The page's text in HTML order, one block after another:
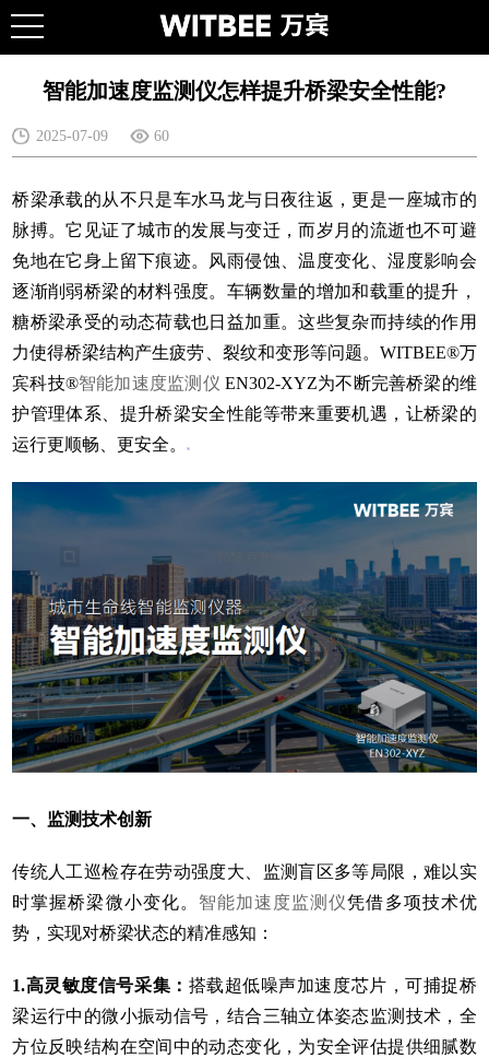
智能加速度监测仪怎样提升桥梁安全性能?
2025-07-09 60
桥梁承载的从不只是车水马龙与日夜往返，更是一座城市的
脉搏。它见证了城市的发展与变迁，而岁月的流逝也不可避
免地在它身上留下痕迹。风雨侵蚀、温度变化、湿度影响会
逐渐削弱桥梁的材料强度。车辆数量的增加和载重的提升，
糖桥梁承受的动态荷载也日益加重。这些复杂而持续的作用
力使得桥梁结构产生疲劳、裂纹和变形等问题。WITBEE®万
宾科技®智能加速度监测仪 EN302-XYZ为不断完善桥梁的维
护管理体系、提升桥梁安全性能等带来重要机遇，让桥梁的
运行更顺畅、更安全。
一、监测技术创新
传统人工巡检存在劳动强度大、监测盲区多等局限，难以实
时掌握桥梁微小变化。 智能加速度监测仪凭借多项技术优
势，实现对桥梁状态的精准感知：
1.高灵敏度信号采集： 搭载超低噪声加速度芯片，可捕捉桥
梁运行中的微小振动信号，结合三轴立体姿态监测技术，全
方位反映结构在空间中的动态变化，为安全评估提供细腻数